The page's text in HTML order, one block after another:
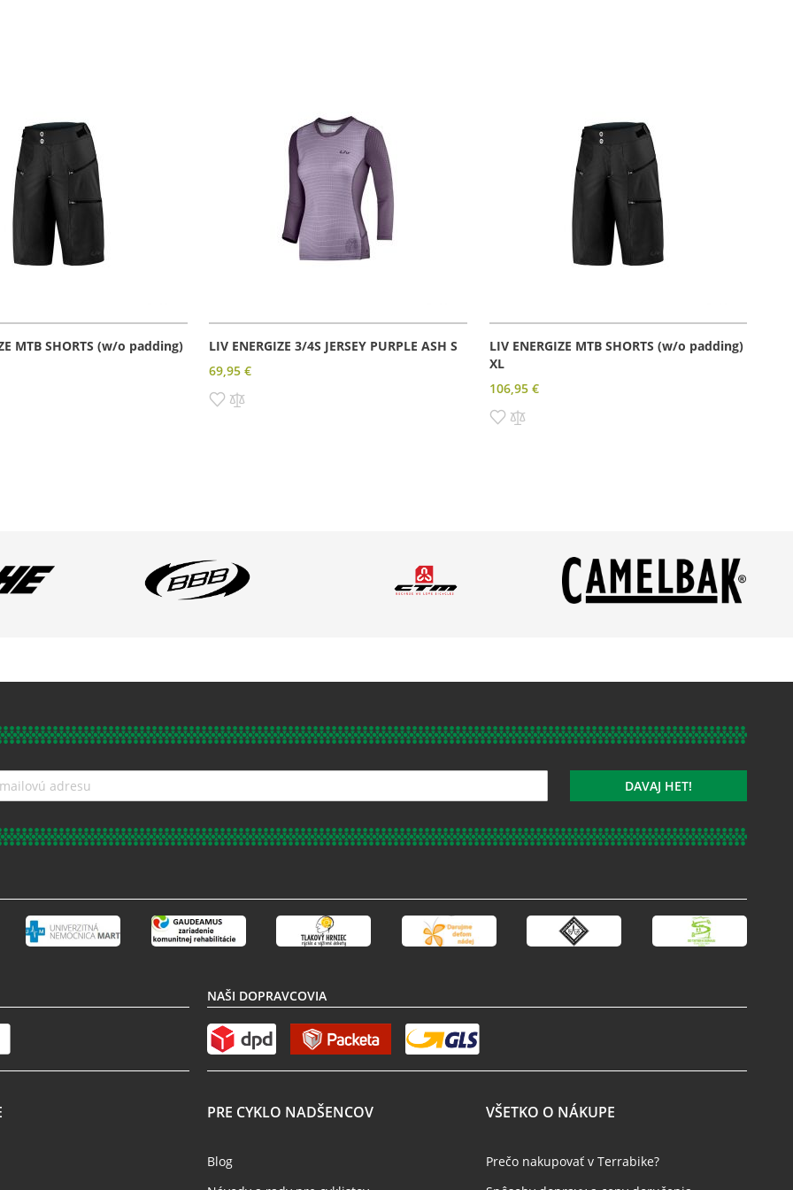
MTB SHORTS (w/o padding)
prianí
LIV ENERGIZE 3/4S JERSEY PURPLE ASH S
69,95 €
Pridať do zoznamu prianí
LIV ENERGIZE MTB SHORTS (w/o padding)
XL
106,95 €
Pridať do zoznamu prianí
Pridať do porovnania
DAVAJ HET!
NAŠI DOPRAVCOVIA
PRE CYKLO NADŠENCOV
Blog
VŠETKO O NÁKUPE
Prečo nakupovať v Terrabike?